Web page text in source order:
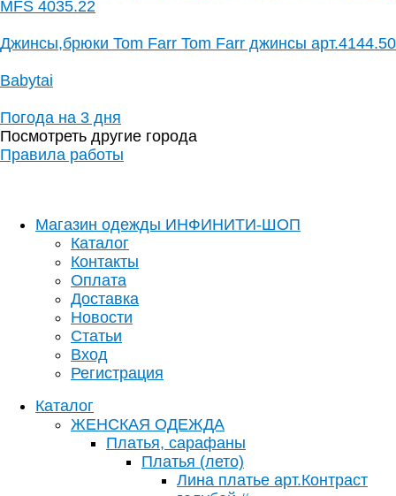
MFS 4035.22
Джинсы,брюки Tom Farr Tom Farr джинсы арт.4144.50
Babytai
Погода на 3 дня
Посмотреть другие города
Правила работы
Магазин одежды ИНФИНИТИ-ШОП
Каталог
Контакты
Оплата
Доставка
Новости
Статьи
Вход
Регистрация
Каталог
ЖЕНСКАЯ ОДЕЖДА
Платья, сарафаны
Платья (лето)
Лина платье арт.Контраст